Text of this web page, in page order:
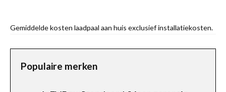
Gemiddelde kosten laadpaal aan huis exclusief installatiekosten.
Populaire merken